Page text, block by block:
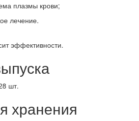
плазмы крови;
лечение.
эффективности.
шт.
хранения